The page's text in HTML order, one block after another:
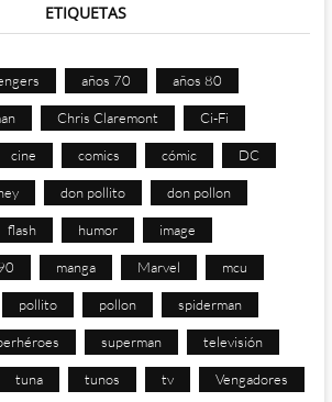
ETIQUETAS
años 70 años 80
Chris Claremont Ci-Fi
cine comics cómic DC
don pollito don pollon
flash humor image
manga Marvel mcu
pollito pollon spiderman
superman televisión
tuna tunos tv Vengadores